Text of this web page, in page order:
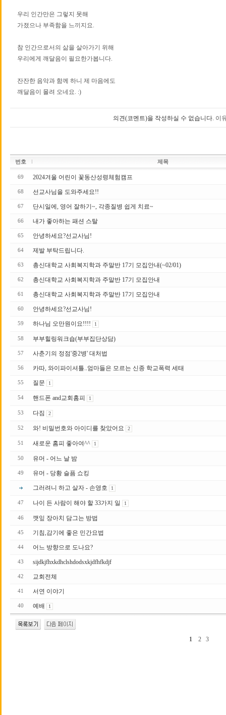
우리 인간만은 그렇지 못해
가졌으나 부족함을 느끼지요.
참 인간으로서의 삶을 살아가기 위해
우리에게 깨달음이 필요한가봅니다.
잔잔한 음악과 함께 하니 제 마음에도
깨달음이 몰려 오네요. :)
의견(코멘트)을 작성하실 수 없습니다. 이
번호 제목
69 2024겨울 어린이 꽃동산성령체험캠프
68 선교사님을 도와주세요!!
67 단시일에, 영어 잘하기~, 각종질병 쉽게 치료~
66 내가 좋아하는 패션 스탈
65 안녕하세요?선교사님!
64 제발 부탁드립니다.
63 총신대학교 사회복지학과 주말반 17기 모집안내(~02/01)
62 총신대학교 사회복지학과 주말반 17기 모집안내
61 총신대학교 사회복지학과 주말반 17 기 모집안내
60 안녕하세요?선교사님!
59 하나님 오만원이요!!!! 1
58 부부힐링워크숍(부부집단상담)
57 사춘기의 정점'중2병' 대처법
56 카따, 와이파이셔틀..엄마들은 모르는 신종 학교폭력 세태
55 질문 1
54 핸드폰 and교회홈피 1
53 다짐 2
52 와! 비밀번호와 아이디를 찾았어요 2
51 새로운 홈피 좋아여^^ 1
50 유머 - 어느 날 밤
49 유머 - 당황 슬픔 쇼킹
그러려니 하고 살자 - 손영호 1
47 나이 든 사람이 해야 할 33가지 일 1
46 깻잎 장아치 담그는 방법
45 기침,감기에 좋은 민간요법
44 어느 방향으로 도나요?
43 sijdkjfhxkdhclshdodsxkjdfhfkdjf
42 교회전체
41 서연 이야기
40 예배 1
1 2 3